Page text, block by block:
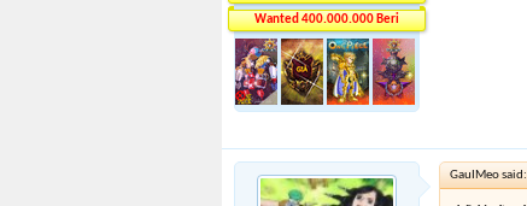
Wanted 400.000.000 Beri
GauIMeo said: